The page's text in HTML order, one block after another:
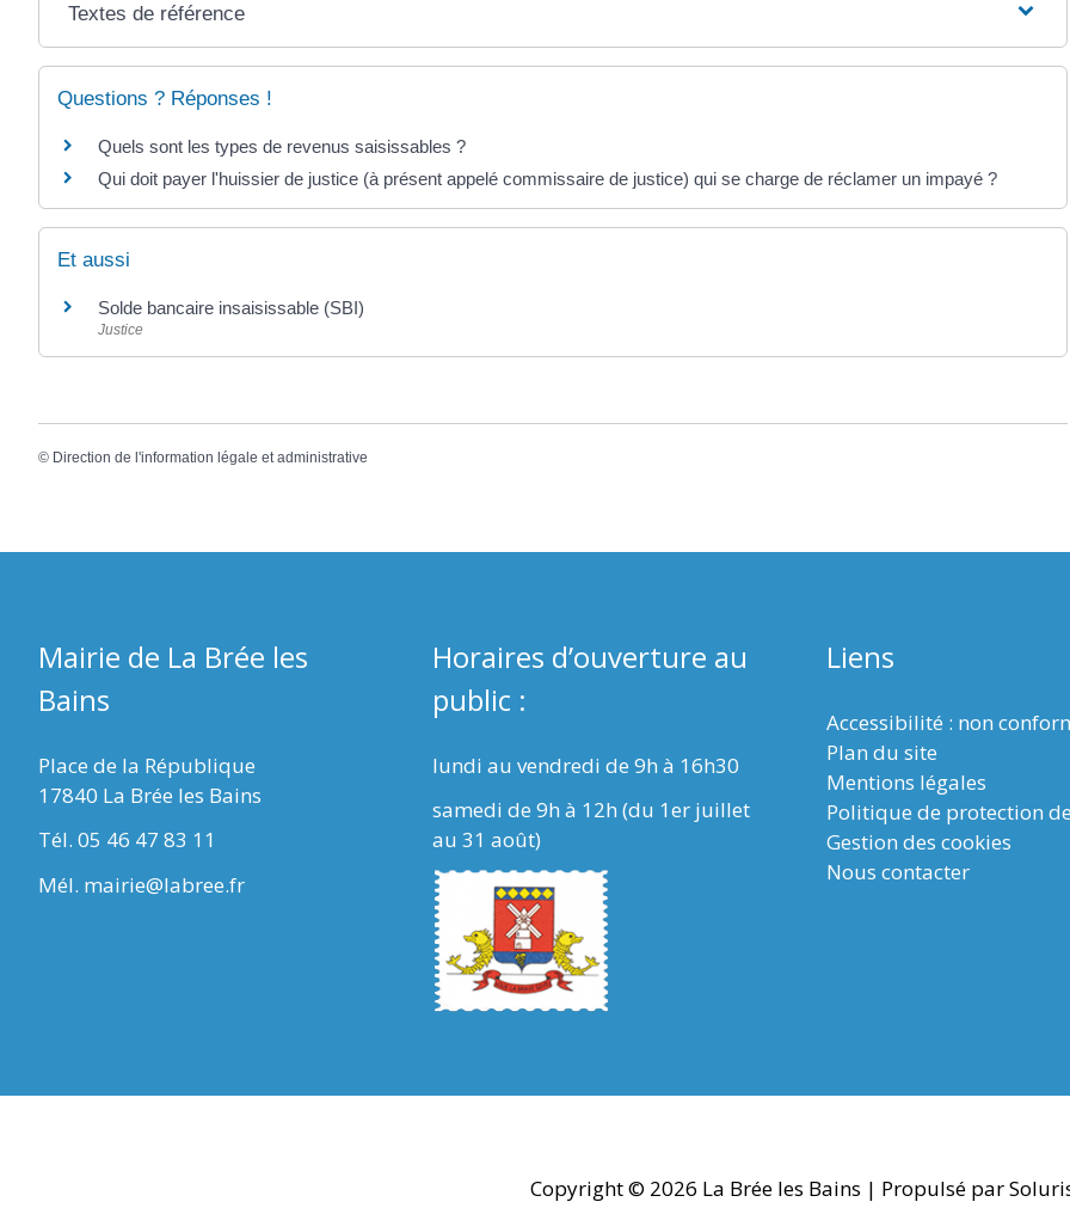
Textes de référence
Questions ? Réponses !
Quels sont les types de revenus saisissables ?
Qui doit payer l'huissier de justice (à présent appelé commissaire de justice) qui se charge de réclamer un impayé ?
Et aussi
Solde bancaire insaisissable (SBI)
Justice
© Direction de l'information légale et administrative
Mairie de La Brée les
Bains
Place de la République
17840 La Brée les Bains
Tél. 05 46 47 83 11
Mél. mairie@labree.fr
Horaires d’ouverture au
public :
lundi au vendredi de 9h à 16h30
samedi de 9h à 12h (du 1er juillet
au 31 août)
Liens
Accessibilité : non
Plan du site
Mentions légales
Politique de protection
Gestion des cookies
Nous contacter
Copyright © 2026 La Brée les Bains | Propulsé par